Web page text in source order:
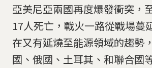
亞美尼亞兩國再度爆發衝突，
17人死亡，戰火一路從戰場蔓
在又有延燒至能源領域的趨勢
國、俄國、土耳其、和聯合國